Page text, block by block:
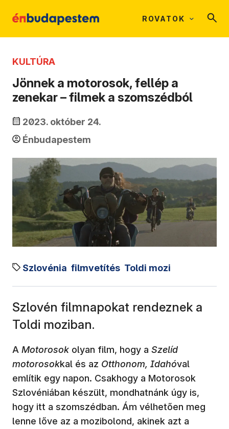
ROVATOK
KULTÚRA
Jönnek a motorosok, fellép a
zenekar – filmek a szomszédból
2023. október 24.
Énbudapestem
Szlovénia filmvetítés Toldi mozi
Szlovén filmnapokat rendeznek a
Toldi moziban.
A Motorosok olyan film, hogy a Szelíd
motorosokkal és az Otthonom, Idahóval
említik egy napon. Csakhogy a Motorosok
Szlovéniában készült, mondhatnánk úgy is,
hogy itt a szomszédban. Ám vélhetően meg
lenne lőve az a mozibolond, akinek azt a